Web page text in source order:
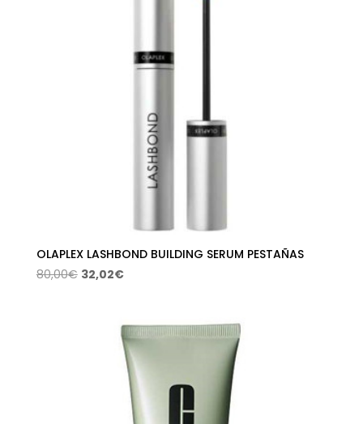
OLAPLEX LASHBOND BUILDING SERUM PESTAÑAS
80,00€ El
80,00€.
32,02€El
es:
32,02€.